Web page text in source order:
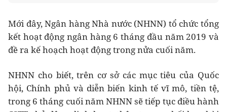
Mới đây, Ngân hàng Nhà nước (NHNN) tổ chức tổng
kết hoạt động ngân hàng 6 tháng đầu năm 2019 và
đề ra kế hoạch hoạt động trong nửa cuối năm.
NHNN cho biết, trên cơ sở các mục tiêu của Quốc
hội, Chính phủ và diễn biến kinh tế vĩ mô, tiền tệ,
trong 6 tháng cuối năm NHNN sẽ tiếp tục điều hành